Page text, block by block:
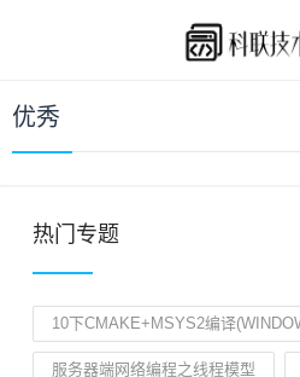
优秀
热门专题
10下CMAKE+MSYS2编译
服务器端网络编程之线程模型